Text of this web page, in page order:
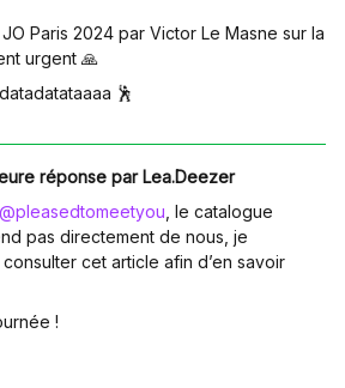
Paris 2024 par Victor Le Masne sur la
urgent 🙏
🕺
réponse parLea.Deezer
@pleasedtomeetyou , le catalogue
pas directement de nous, je
consulter cet article afin d’en savoir
!